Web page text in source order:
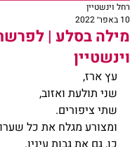
מילה בסלע |
וינשטיין
רחל וינשטיין
10 באפר׳ 2022
עץ ארז,
שני תולעת ואזוב,
שתי ציפורים.
ומצורע מגלח את כל